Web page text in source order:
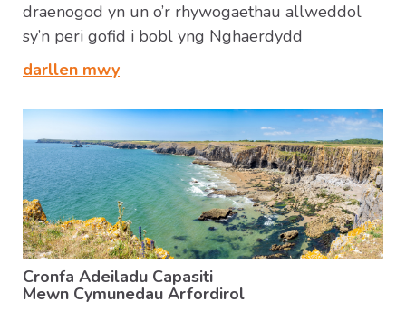
draenogod yn un o’r rhywogaethau allweddol
sy’n peri gofid i bobl yng Nghaerdydd
darllen mwy
Cronfa Adeiladu Capasiti
Mewn Cymunedau Arfordirol